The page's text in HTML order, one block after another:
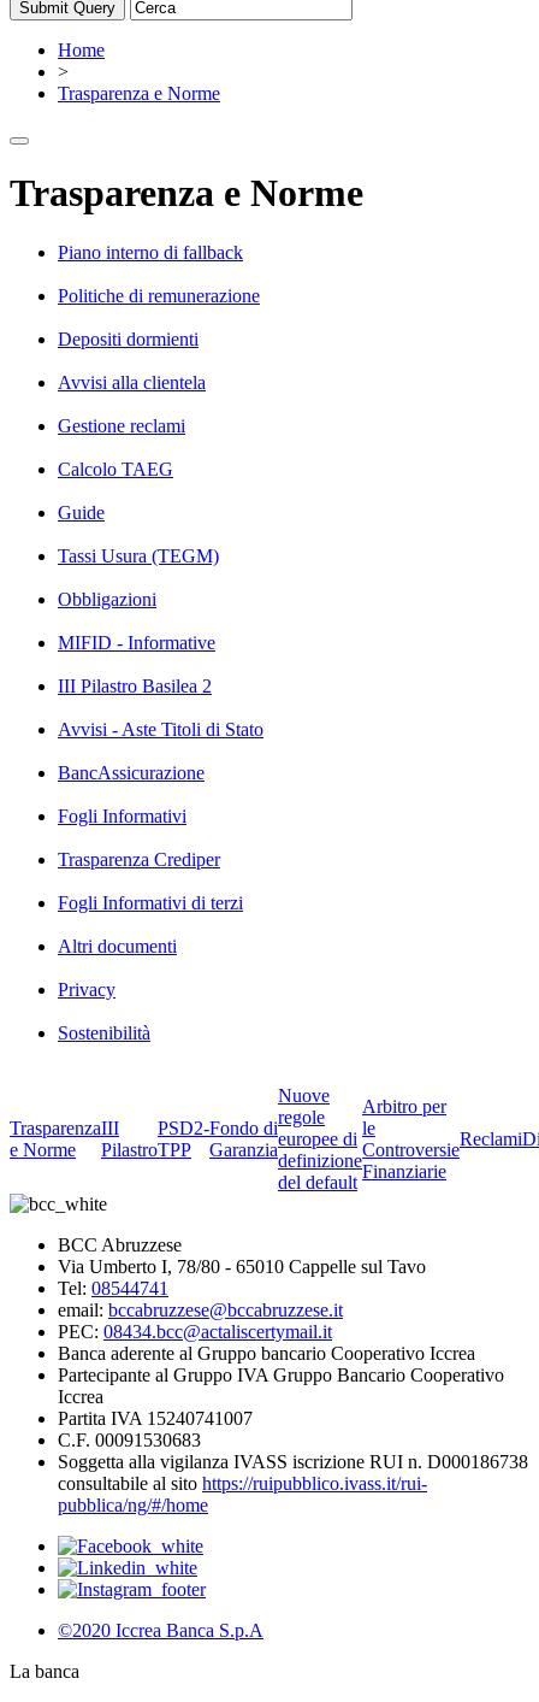
Home
>
Trasparenza e Norme
Trasparenza e Norme
Piano interno di fallback
Politiche di remunerazione
Depositi dormienti
Avvisi alla clientela
Gestione reclami
Calcolo TAEG
Guide
Tassi Usura (TEGM)
Obbligazioni
MIFID - Informative
III Pilastro Basilea 2
Avvisi - Aste Titoli di Stato
BancAssicurazione
Fogli Informativi
Trasparenza Crediper
Fogli Informativi di terzi
Altri documenti
Privacy
Sostenibilità
Trasparenza
e Norme
III
Pilastro
PSD2-
TPP
Fondo di
Garanzia
Nuove
regole
europee di
definizione
del default
Arbitro per
le
Controversie
Finanziarie
Reclami
BCC Abruzzese
Via Umberto I, 78/80 - 65010 Cappelle sul Tavo
Tel: 08544741
email: bccabruzzese@bccabruzzese.it
PEC: 08434.bcc@actaliscertymail.it
Banca aderente al Gruppo bancario Cooperativo Iccrea
Partecipante al Gruppo IVA Gruppo Bancario Cooperativo
Iccrea
Partita IVA 15240741007
C.F. 00091530683
Soggetta alla vigilanza IVASS iscrizione RUI n. D000186738
consultabile al sito https://ruipubblico.ivass.it/rui-
pubblica/ng/#/home
©2020 Iccrea Banca S.p.A
La banca